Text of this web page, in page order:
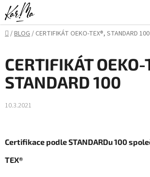
Přejít
na
obsah
Domů
/BLOG/ CERTIFIKÁT OEKO-TEX®, STANDARD 100
CERTIFIKÁT OEKO-
STANDARD 100
10.3.2021
Certifikace podle STANDARDu 100
TEX®